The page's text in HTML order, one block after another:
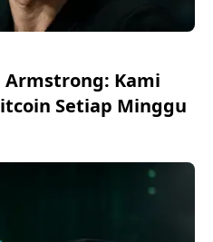
Armstrong: Kami
Setiap Minggu